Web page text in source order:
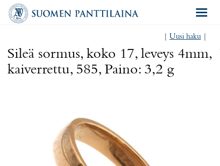
Uusi haku
Sileä sormus, koko 17, leveys 4mm,
kaiverrettu, 585, Paino: 3,2 g